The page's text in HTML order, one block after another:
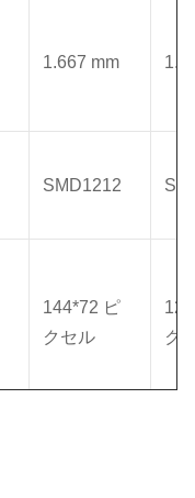
1.667 mm
SMD1212
144*72 ピ
クセル
ク